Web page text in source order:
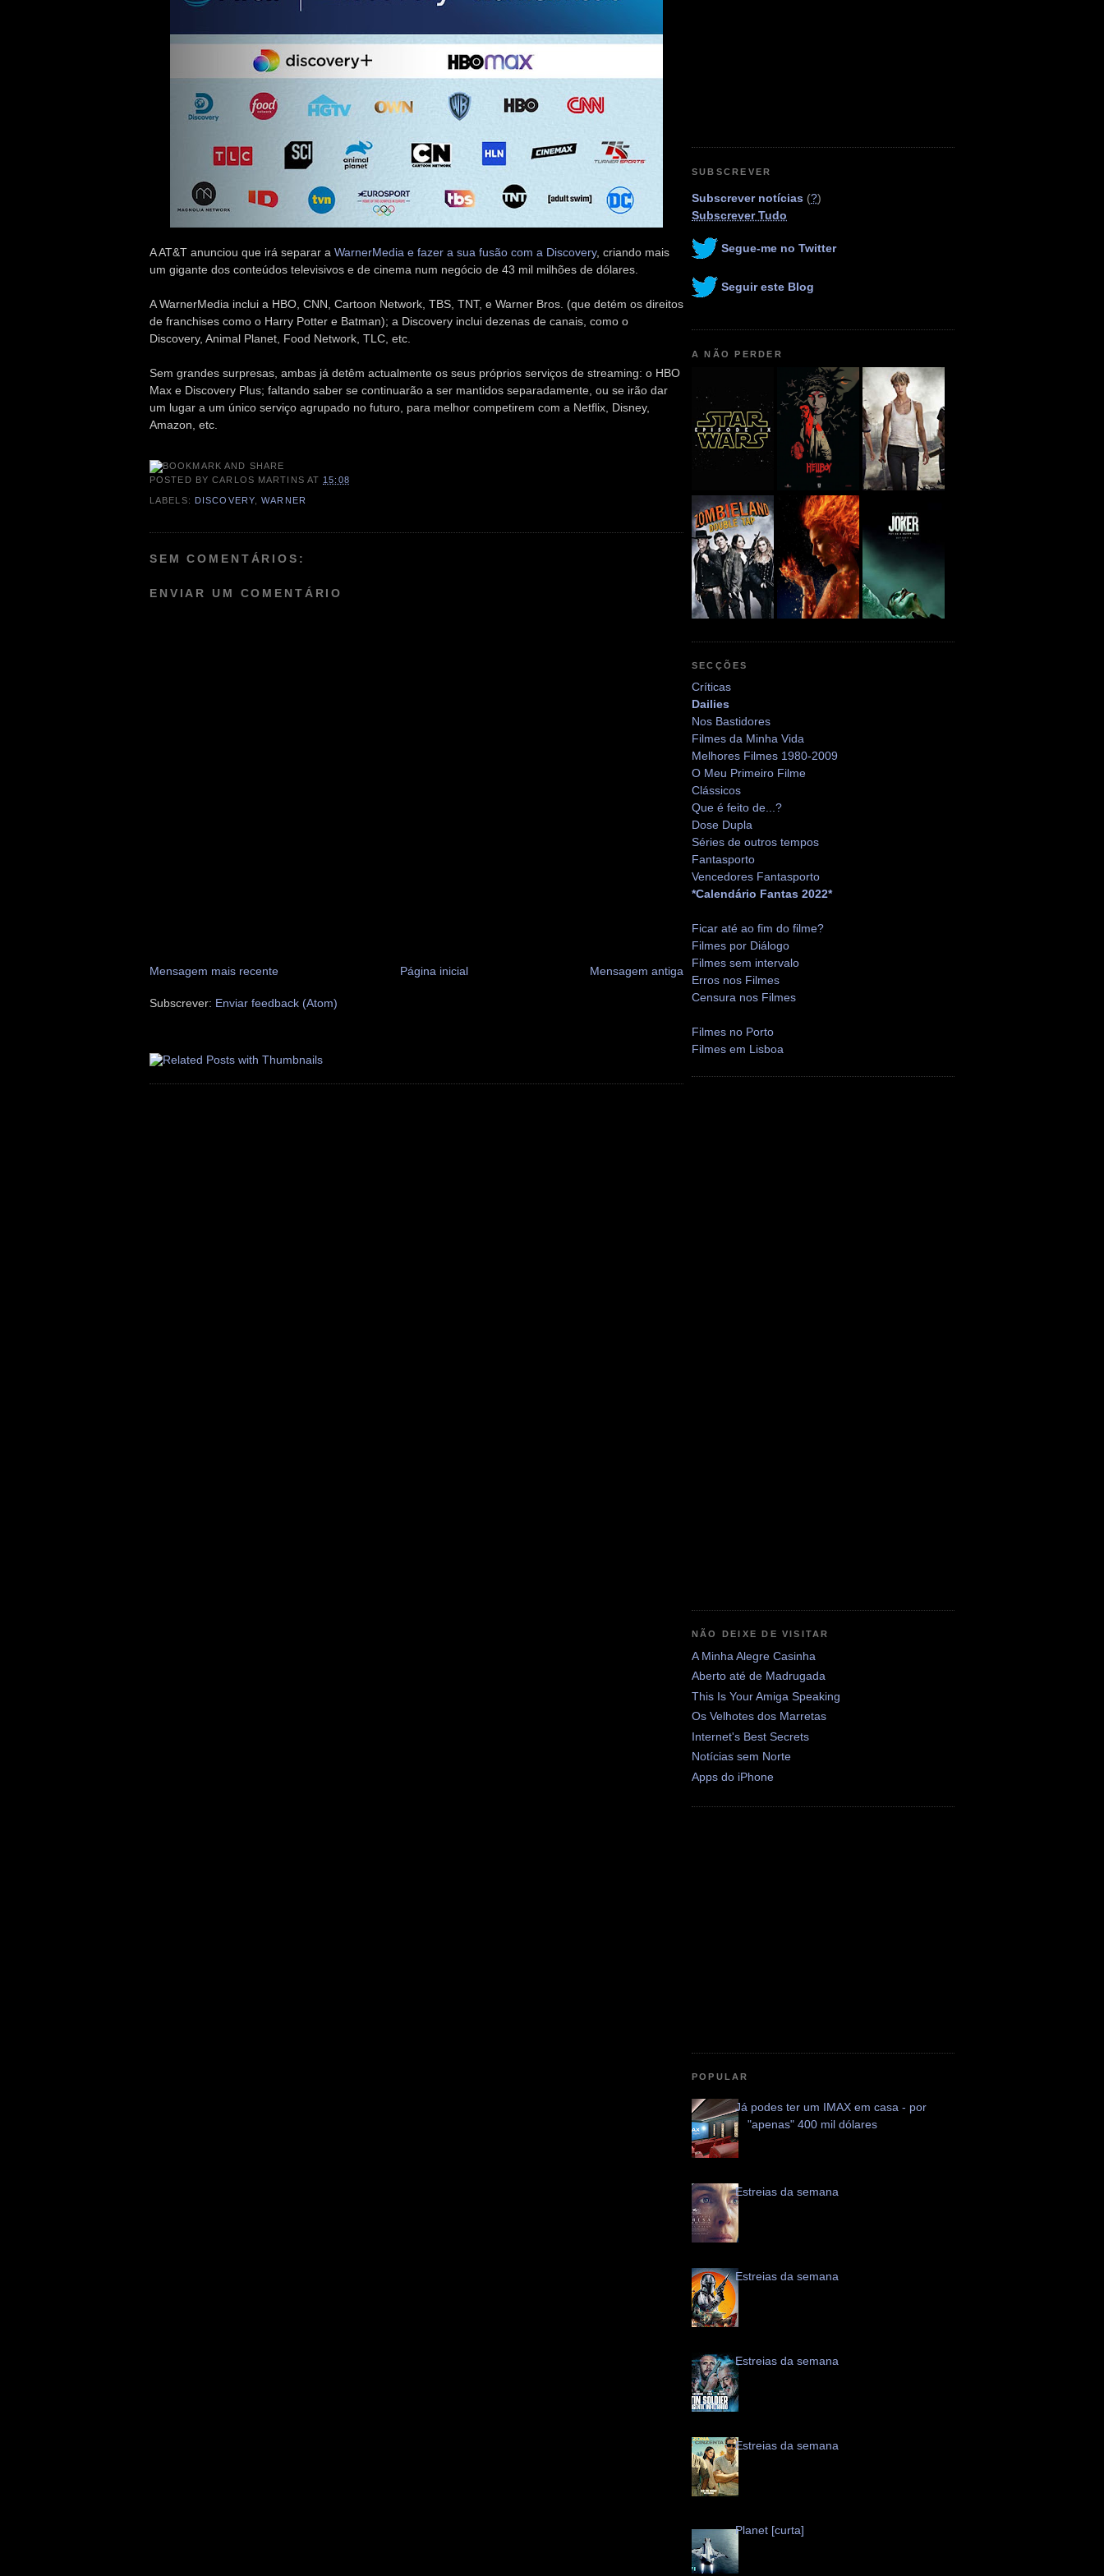
A AT&T anunciou que irá separar a WarnerMedia e fazer a sua fusão com a Discovery, criando mais
um gigante dos conteúdos televisivos e de cinema num negócio de 43 mil milhões de dólares.
A WarnerMedia inclui a HBO, CNN, Cartoon Network, TBS, TNT, e Warner Bros. (que detém os direitos
de franchises como o Harry Potter e Batman); a Discovery inclui dezenas de canais, como o
Discovery, Animal Planet, Food Network, TLC, etc.
Sem grandes surpresas, ambas já detêm actualmente os seus próprios serviços de streaming: o HBO
Max e Discovery Plus; faltando saber se continuarão a ser mantidos separadamente, ou se irão dar
um lugar a um único serviço agrupado no futuro, para melhor competirem com a Netflix, Disney,
Amazon, etc.
POSTED BYCARLOS MARTINS AT 15:08
LABELS: DISCOVERY,WARNER
SEM COMENTÁRIOS:
ENVIAR UM COMENTÁRIO
Mensagem mais recente Mensagem antiga
Página inicial
Subscrever: Enviar feedback (Atom)
SUBSCREVER
Subscrever notícias (?)
Subscrever Tudo
Segue-me no Twitter
Seguir este Blog
A NÃO PERDER
SECÇÕES
Críticas
Dailies
Nos Bastidores
Filmes da Minha Vida
Melhores Filmes 1980-2009
O Meu Primeiro Filme
Clássicos
Que é feito de...?
Dose Dupla
Séries de outros tempos
Fantasporto
Vencedores Fantasporto
*Calendário Fantas 2022*
Ficar até ao fim do filme?
Filmes por Diálogo
Filmes sem intervalo
Erros nos Filmes
Censura nos Filmes
Filmes no Porto
Filmes em Lisboa
NÃO DEIXE DE VISITAR
A Minha Alegre Casinha
Aberto até de Madrugada
This Is Your Amiga Speaking
Os Velhotes dos Marretas
Internet's Best Secrets
Notícias sem Norte
Apps do iPhone
POPULAR
Já podes ter um IMAX em casa - por
"apenas" 400 mil dólares
Estreias da semana
Estreias da semana
Estreias da semana
Estreias da semana
Planet [curta]